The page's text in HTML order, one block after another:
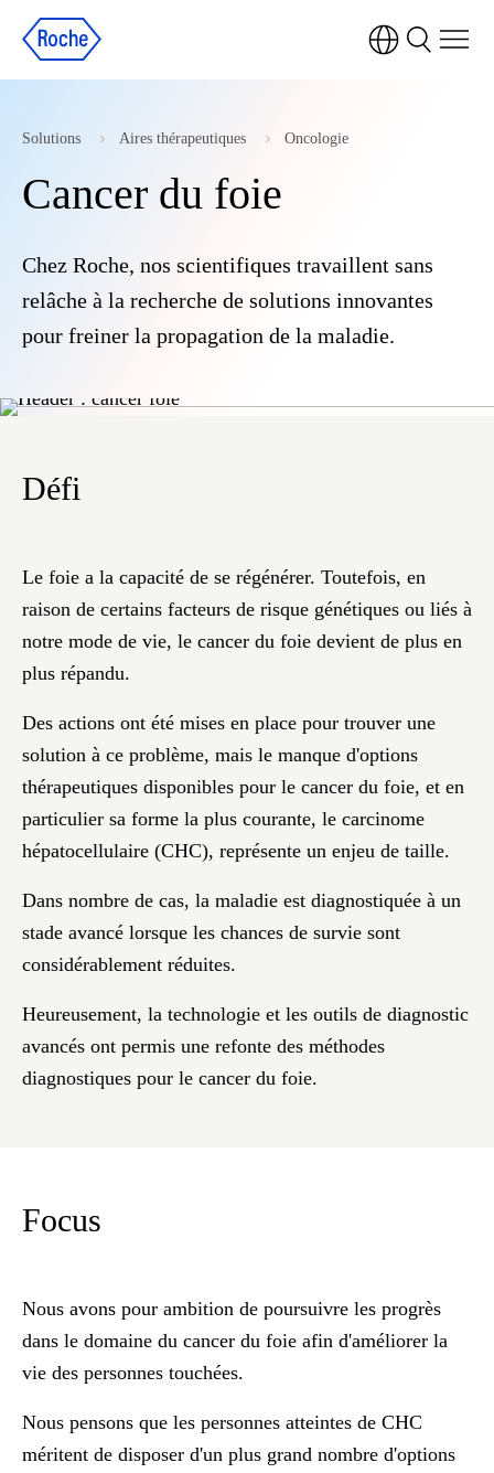
Solutions Aires thérapeutiques Oncologie
Cancer du foie
Chez Roche, nos scientifiques travaillent sans
relâche à la recherche de solutions innovantes
pour freiner la propagation de la maladie.
Défi
Le foie a la capacité de se régénérer. Toutefois, en
raison de certains facteurs de risque génétiques ou liés à
notre mode de vie, le cancer du foie devient de plus en
plus répandu.
Des actions ont été mises en place pour trouver une
solution à ce problème, mais le manque d'options
thérapeutiques disponibles pour le cancer du foie, et en
particulier sa forme la plus courante, le carcinome
hépatocellulaire (CHC), représente un enjeu de taille.
Dans nombre de cas, la maladie est diagnostiquée à un
stade avancé lorsque les chances de survie sont
considérablement réduites.
Heureusement, la technologie et les outils de diagnostic
avancés ont permis une refonte des méthodes
diagnostiques pour le cancer du foie.
Focus
Nous avons pour ambition de poursuivre les progrès
dans le domaine du cancer du foie afin d'améliorer la
vie des personnes touchées.
Nous pensons que les personnes atteintes de CHC
méritent de disposer d'un plus grand nombre d'options